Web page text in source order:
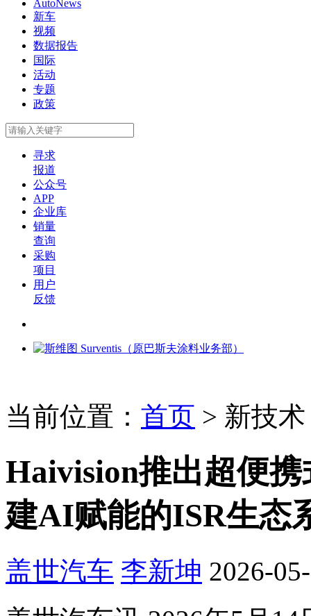
AutoNews
新车
视频
数据报告
国际
活动
专题
政策
寻求
报道
公众号
APP
企业库
销量
查询
采购
项目
用户
反馈
当前位置： 首页 > 新技术
Haivision推出超便
建AI赋能的ISR生态
盖世汽车 李新坤 2026-